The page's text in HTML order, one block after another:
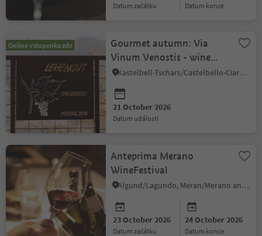
datum začátku datum konce
Online vstupenka zde
Gourmet autumn: Via
Vinum Venostis - wine
growing in Galsaun:
Lehengut
Kastelbell-Tschars/Castelbello-Ciardes, Vinschgau/Val Venosta
21 October 2026
datum události
Anteprima Merano
WineFestival
Algund/Lagundo, Meran/Merano and environs
23 October 2026
datum začátku
24 October 2026
datum konce